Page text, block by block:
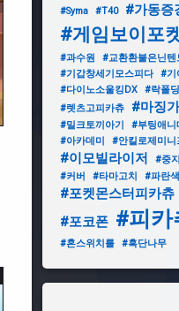
#Syma
#T40 #가동증
#게임보이포
#과수원 #교환환불은닌텐
#기갑창세기모스피다
#기
#다이노소울킹DX
#락폴딩
#렛츠고피카츄
#마징
#밀크토끼아기
#부팅애니
#아카데미
#안킬로제미니
#이모빌라이저 #중지
#커버
#타마고치 #파란색
#포켓몬스터피카츄
#포코폰 #피카
#혼스위치를 #흑단나무